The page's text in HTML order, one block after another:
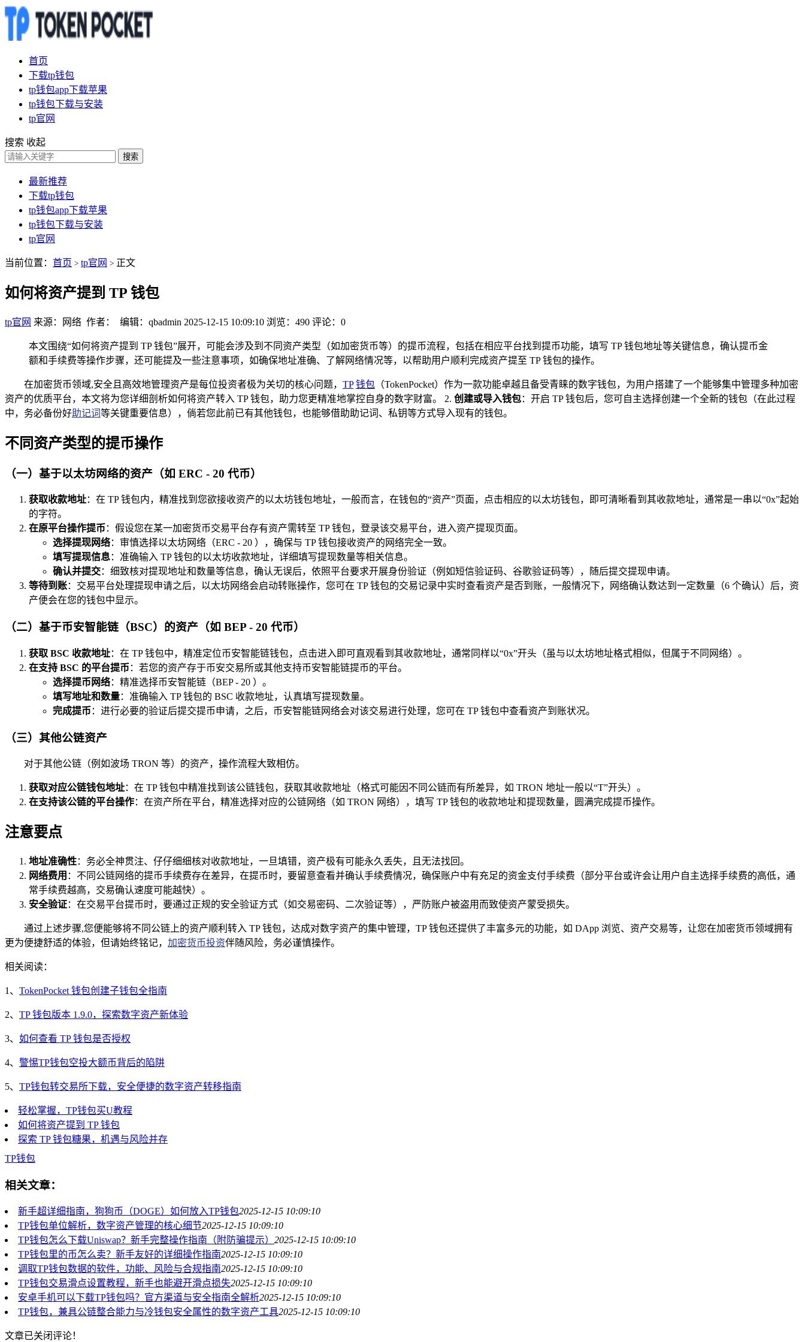
首页
下载tp钱包
tp钱包app下载苹果
tp钱包下载与安装
tp官网
搜索 收起
搜索
最新推荐
下载tp钱包
tp钱包app下载苹果
tp钱包下载与安装
tp官网
当前位置： 首页 > tp官网 > 正文
如何将资产提到 TP 钱包
tp官网 来源：网络 作者： 编辑：qbadmin 2025-12-15 10:09:10 浏览：490 评论：0
本文围绕“如何将资产提到 TP 钱包”展开，可能会涉及到不同资产类型（如加密货币等）的提币流程，包括在相应平台找到提币功能，填写 TP 钱包地址等关键信息，确认提币金
额和手续费等操作步骤，还可能提及一些注意事项，如确保地址准确、了解网络情况等，以帮助用户顺利完成资产提至 TP 钱包的操作。
在加密货币领域,安全且高效地管理资产是每位投资者极为关切的核心问题， TP 钱包 （TokenPocket）作为一款功能卓越且备受青睐的数字钱包，为用户搭建了一个能够集中管理多种加密
资产的优质平台，本文将为您详细剖析如何将资产转入 TP 钱包，助力您更精准地掌控自身的数字财富。 2. 创建或导入钱包：开启 TP 钱包后，您可自主选择创建一个全新的钱包（在此过程
中，务必备份好助记词等关键重要信息），倘若您此前已有其他钱包，也能够借助助记词、私钥等方式导入现有的钱包。
不同资产类型的提币操作
（一）基于以太坊网络的资产（如 ERC - 20 代币）
获取收款地址：在 TP 钱包内，精准找到您欲接收资产的以太坊钱包地址，一般而言，在钱包的“资产”页面，点击相应的以太坊钱包，即可清晰看到其收款地址，通常是一串以“0x”起始
的字符。
在原平台操作提币 ：假设您在某一加密货币交易平台存有资产需转至 TP 钱包，登录该交易平台，进入资产提现页面。
选择提现网络：审慎选择以太坊网络（ERC - 20 ），确保与 TP 钱包接收资产的网络完全一致。
填写提现信息：准确输入 TP 钱包的以太坊收款地址，详细填写提现数量等相关信息。
确认并提交：细致核对提现地址和数量等信息，确认无误后，依照平台要求开展身份验证（例如短信验证码、谷歌验证码等），随后提交提现申请。
等待到账：交易平台处理提现申请之后，以太坊网络会启动转账操作，您可在 TP 钱包的交易记录中实时查看资产是否到账，一般情况下，网络确认数达到一定数量（6 个确认）后，资
产便会在您的钱包中显示。
（二）基于币安智能链（BSC）的资产（如 BEP - 20 代币）
获取 BSC 收款地址：在 TP 钱包中，精准定位币安智能链钱包，点击进入即可直观看到其收款地址，通常同样以“0x”开头（虽与以太坊地址格式相似，但属于不同网络）。
在支持 BSC 的平台提币 ：若您的资产存于币安交易所或其他支持币安智能链提币的平台。
选择提币网络：精准选择币安智能链（BEP - 20 ）。
填写地址和数量：准确输入 TP 钱包的 BSC 收款地址，认真填写提现数量。
完成提币 ：进行必要的验证后提交提币申请，之后，币安智能链网络会对该交易进行处理，您可在 TP 钱包中查看资产到账状况。
（三）其他公链资产
对于其他公链（例如波场 TRON 等）的资产，操作流程大致相仿。
获取对应公链钱包地址：在 TP 钱包中精准找到该公链钱包，获取其收款地址（格式可能因不同公链而有所差异，如 TRON 地址一般以“T”开头）。
在支持该公链的平台操作：在资产所在平台，精准选择对应的公链网络（如 TRON 网络），填写 TP 钱包的收款地址和提现数量，圆满完成提币操作。
注意要点
地址准确性：务必全神贯注、仔仔细细核对收款地址，一旦填错，资产极有可能永久丢失，且无法找回。
网络费用 ：不同公链网络的提币手续费存在差异，在提币时，要留意查看并确认手续费情况，确保账户中有充足的资金支付手续费（部分平台或许会让用户自主选择手续费的高低，通
常手续费越高，交易确认速度可能越快）。
安全验证：在交易平台提币时，要通过正规的安全验证方式（如交易密码、二次验证等），严防账户被盗用而致使资产蒙受损失。
通过上述步骤,您便能够将不同公链上的资产顺利转入 TP 钱包，达成对数字资产的集中管理，TP 钱包还提供了丰富多元的功能，如 DApp 浏览、资产交易等，让您在加密货币领域拥有
更为便捷舒适的体验，但请始终铭记， 加密货币投资伴随风险，务必谨慎操作。
相关阅读：
1、 TokenPocket 钱包创建子钱包全指南
2、 TP 钱包版本 1.9.0，探索数字资产新体验
3、 如何查看 TP 钱包是否授权
4、 警惕TP钱包空投大额币背后的陷阱
5、 TP钱包转交易所下载，安全便捷的数字资产转移指南
轻松掌握，TP钱包买U教程
如何将资产提到 TP 钱包
探索 TP 钱包糖果，机遇与风险并存
TP钱包
相关文章：
新手超详细指南，狗狗币（DOGE）如何放入TP钱包2025-12-15 10:09:10
TP钱包单位解析，数字资产管理的核心细节2025-12-15 10:09:10
TP钱包怎么下载Uniswap？新手完整操作指南（附防骗提示） 2025-12-15 10:09:10
TP钱包里的币怎么卖？新手友好的详细操作指南2025-12-15 10:09:10
调取TP钱包数据的软件，功能、风险与合规指南2025-12-15 10:09:10
TP钱包交易滑点设置教程，新手也能避开滑点损失2025-12-15 10:09:10
安卓手机可以下载TP钱包吗？官方渠道与安全指南全解析2025-12-15 10:09:10
TP钱包，兼具公链整合能力与冷钱包安全属性的数字资产工具2025-12-15 10:09:10
文章已关闭评论！